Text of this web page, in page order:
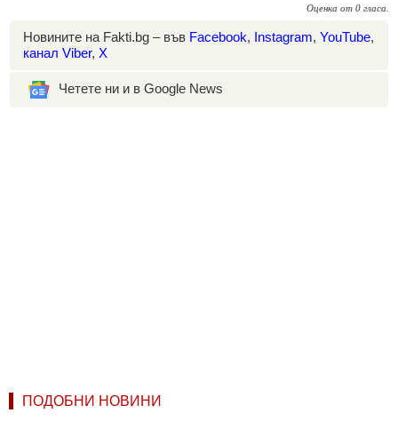
Оценка от 0 гласа.
Новините на Fakti.bg – във Facebook, Instagram, YouTube,
канал Viber, X
Четете ни и в Google News
ПОДОБНИ НОВИНИ